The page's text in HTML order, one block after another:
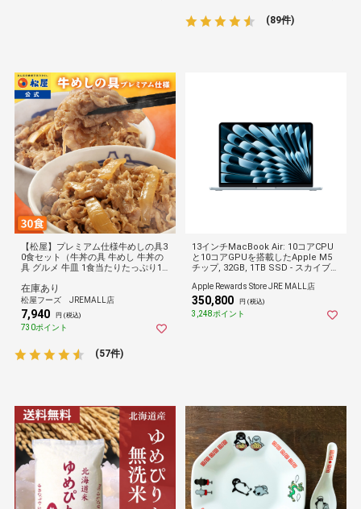
(89件)
【松屋】プレミアム仕様牛めしの具3
0食セット（牛丼の具 牛めし 牛丼の
具 グルメ 牛皿 1食当たりたっぷり13
丼 肉 食事 まつや 非常食 ブラックフ
ライデー）
在庫あり
松屋フーズ JREMALL店
7,940 円 (税込)
730ポイント
(57件)
13インチMacBook Air: 10コアCPU
と10コアGPUを搭載したApple M5
チップ, 32GB, 1TB SSD - スカイブル
Apple Rewards Store JRE MALL店
350,800 円 (税込)
3,248ポイント